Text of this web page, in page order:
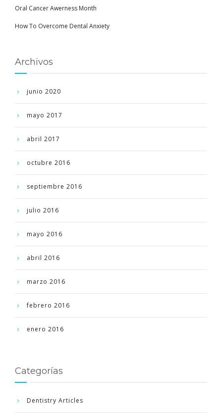
Oral Cancer Awerness Month
How To Overcome Dental Anxiety
Archivos
junio 2020
mayo 2017
abril 2017
octubre 2016
septiembre 2016
julio 2016
mayo 2016
abril 2016
marzo 2016
febrero 2016
enero 2016
Categorías
Dentistry Articles